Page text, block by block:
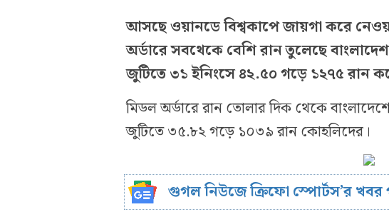
আসছে ওয়ানডে বিশ্বকাপে জায়গা করে
অর্ডারে সবথেকে বেশি রান তুলেছে
জুটিতে ৩১ ইনিংসে ৪২.৫০ গড়ে ১২৭৫ রান
মিডল অর্ডারে রান তোলার দিক থেকে
জুটিতে ৩৫.৮২ গড়ে ১০৩৯ রান কোহলিদের।
গুগল নিউজে ক্রিফো স্পোর্টস’র